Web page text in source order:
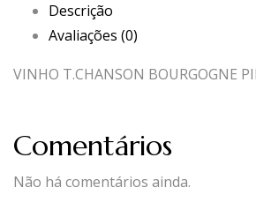
Descrição
Avaliações (0)
VINHO T.CHANSON BOURGOGNE
Comentários
Não há comentários ainda.